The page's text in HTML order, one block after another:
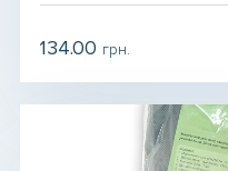
134.00 грн.